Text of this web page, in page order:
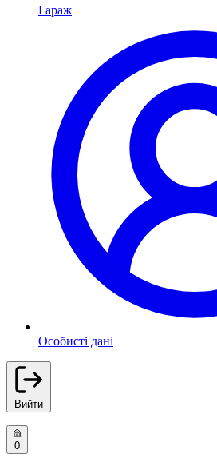
Гараж
Особисті дані
Вийти
0